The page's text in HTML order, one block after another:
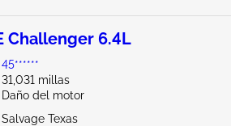
Challenger 6.4L
45******
31,031 millas
Daño del motor
Salvage Texas